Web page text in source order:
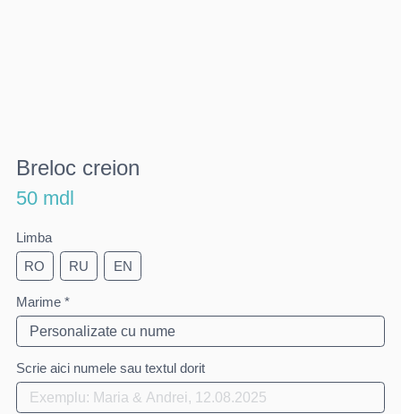
Breloc creion
50 mdl
Limba
RO
RU EN
Marime *
Scrie aici numele sau textul dorit